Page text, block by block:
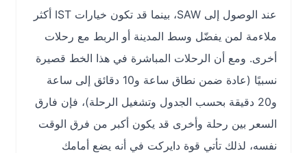
عند الوصول إلى SAW، بينما قد تكون خيارات IST أكثر
ملاءمة لمن يفضّل وسط المدينة أو الربط مع رحلات
أخرى. ومع أن الرحلات المباشرة في هذا الخط قصيرة
نسبيًا (عادة ضمن نطاق ساعة و10 دقائق إلى ساعة
و20 دقيقة بحسب الجدول وتشغيل الرحلة)، فإن فارق
السعر بين رحلة وأخرى قد يكون أكبر من فرق الوقت
نفسه، لذلك تأتي قوة دايركت في أنه يضع أمامك